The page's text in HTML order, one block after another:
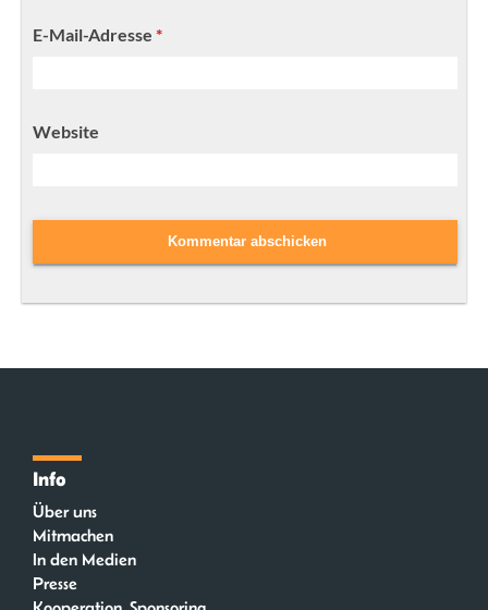
E-Mail-Adresse *
Website
Info
Über uns
Mitmachen
In den Medien
Presse